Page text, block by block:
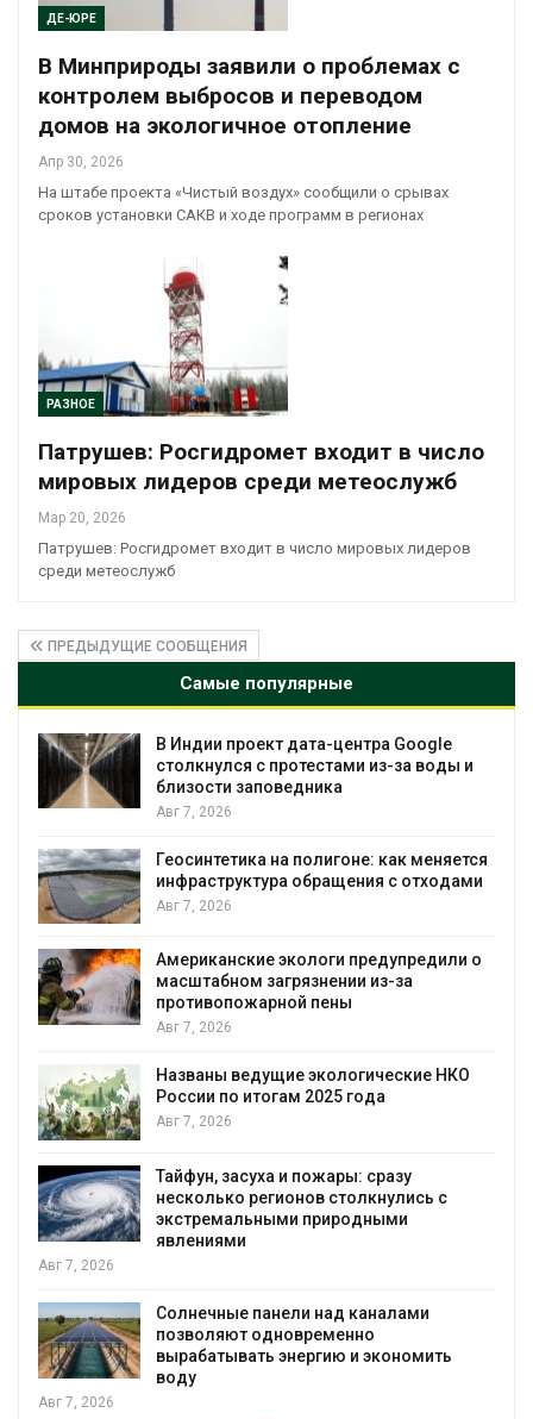
ДЕ-ЮРЕ
В Минприроды заявили о проблемах с
контролем выбросов и переводом
домов на экологичное отопление
Апр 30, 2026
На штабе проекта «Чистый воздух» сообщили о срывах
сроков установки САКВ и ходе программ в регионах
РАЗНОЕ
Патрушев: Росгидромет входит в число
мировых лидеров среди метеослужб
Мар 20, 2026
Патрушев: Росгидромет входит в число мировых лидеров
среди метеослужб
ПРЕДЫДУЩИЕ СООБЩЕНИЯ
Самые популярные
Дождевая вода с крыш может помочь
городам переживать жару
Авг 7, 2026
строительство мусорных объектов и
уборку контейнерных площадок
Авг 7, 2026
Панамский канал вновь ограничивает
загрузку судов из-за дефицита пресной
воды
Авг 6, 2026
В китайской провинции Шэньси из-за
паводков эвакуировали более 140 тыс.
человек
МЕГА и ВкусВилл установили
экообменники для сбора вторсырья
Авг 6, 2026
воду из воздуха с помощью ветра
Авг 6, 2026